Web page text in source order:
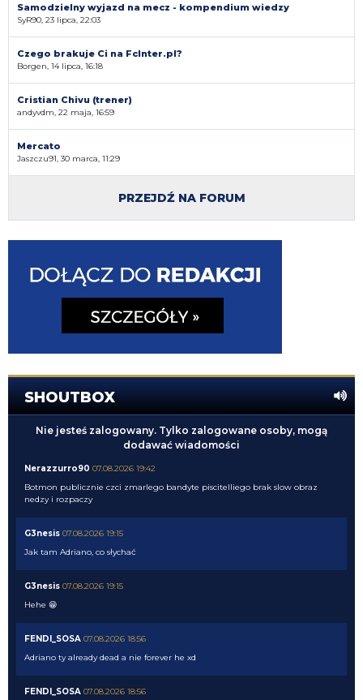
Samodzielny wyjazd na mecz - kompendium wiedzy
SyR90, 23 lipca, 22:03
Czego brakuje Ci na FcInter.pl?
Borgen, 14 lipca, 16:18
Cristian Chivu (trener)
andyvdm, 22 maja, 16:59
Mercato
Jaszczu91, 30 marca, 11:29
PRZEJDŹ NA FORUM
SHOUTBOX
Nie jesteś zalogowany. Tylko zalogowane osoby, mogą
dodawać wiadomości
Nerazzurro90 07.08.2026 19:42
Botmon publicznie czci zmarlego bandyte piscitelliego brak slow obraz
nedzy i rozpaczy
G3nesis 07.08.2026 19:15
Jak tam Adriano, co słychać
G3nesis 07.08.2026 19:15
Hehe 😁
FENDI_SOSA 07.08.2026 18:56
Adriano ty already dead a nie forever he xd
FENDI_SOSA 07.08.2026 18:56